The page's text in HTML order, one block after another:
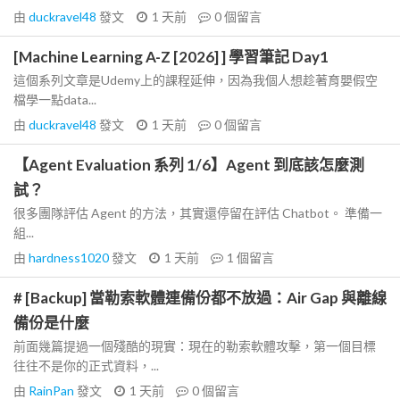
由 duckravel48 發文 1 天前 0個留言
[Machine Learning A-Z [2026] ] 學習筆記 Day1
這個系列文章是Udemy上的課程延伸，因為我個人想趁著育嬰假空
檔學一點data...
由 duckravel48 發文 1 天前 0個留言
【Agent Evaluation 系列 1/6】Agent 到底該怎麼測
試？
很多團隊評估 Agent 的方法，其實還停留在評估 Chatbot。 準備一
組...
由 hardness1020發文 1 天前 1 個留言
# [Backup] 當勒索軟體連備份都不放過：Air Gap 與離線
備份是什麼
前面幾篇提過一個殘酷的現實：現在的勒索軟體攻擊，第一個目標
往往不是你的正式資料，...
由 RainPan 發文 1 天前 0個留言